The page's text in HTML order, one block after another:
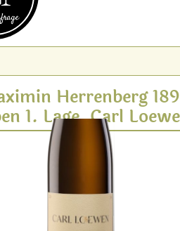
Herrenberg
1. Lage, Carl